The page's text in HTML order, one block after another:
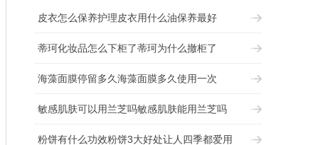
皮衣怎么保养护理皮衣用什么油保养最好
蒂珂化妆品怎么下柜了蒂珂为什么撤柜了
海藻面膜停留多久海藻面膜多久使用一次
敏感肌肤可以用兰芝吗敏感肌肤能用兰芝吗
粉饼有什么功效粉饼3大好处让人四季都爱用